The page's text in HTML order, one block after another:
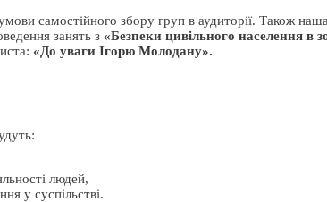
самостійного збору груп в аудиторії. Також
занять з «Безпеки цивільного населення в
«До уваги Ігорю Молодану».
людей,
у суспільстві.